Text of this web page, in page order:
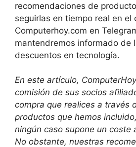
recomendaciones de
seguirlas en tiempo real en el
Computerhoy.com en
mantendremos informado de
descuentos en tecnología.
En este artículo,
comisión de sus socios
compra que realices a través
productos que hemos
ningún caso supone un coste
No obstante, nuestras